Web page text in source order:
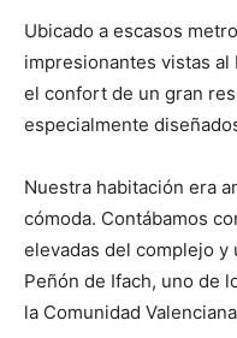
Ubicado a escasos
impresionantes vistas
el confort de un gran
especialmente
Nuestra habitación era
cómoda. Contábamos
elevadas del complejo y
Peñón de Ifach, uno de
la Comunidad